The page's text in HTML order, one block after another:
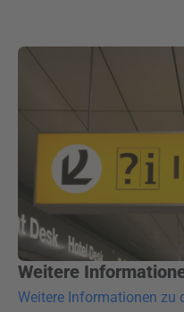
Weitere
Weitere Informationen zu